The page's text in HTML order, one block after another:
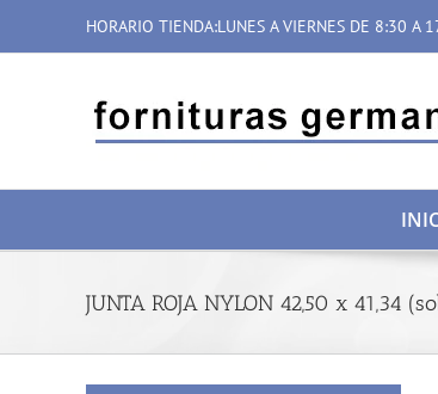
contenido
HORARIO TIENDA:LUNES A VIERNES DE 8:30
JUNTA ROJA NYLON 42,50 x 41,34